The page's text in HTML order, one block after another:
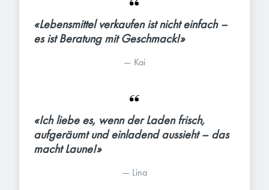
«Lebensmittel verkaufen ist nicht einfach –
es ist Beratung mit Geschmack!»
— Kai
«Ich liebe es, wenn der Laden frisch,
aufgeräumt und einladend aussieht – das
macht Laune!»
— Lina